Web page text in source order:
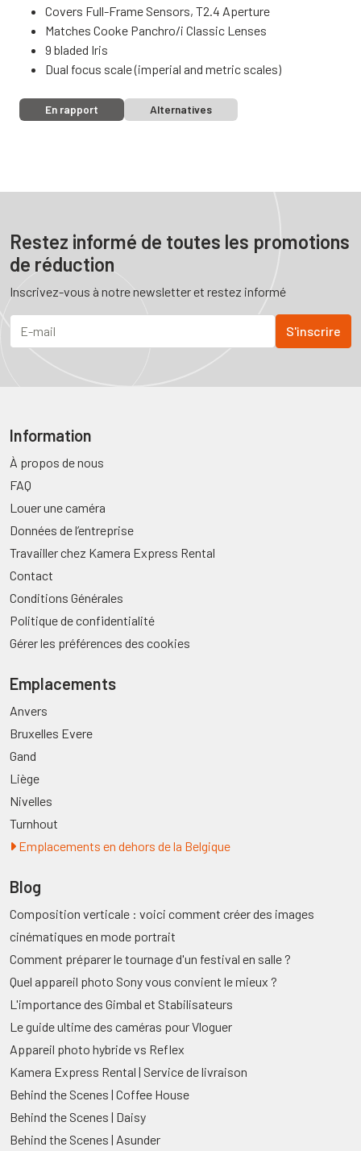
Covers Full-Frame Sensors, T2.4 Aperture
Matches Cooke Panchro/i Classic Lenses
9 bladed Iris
Dual focus scale (imperial and metric scales)
En rapport Alternatives
Restez informé de toutes les promotions
de réduction
Inscrivez-vous à notre newsletter et restez informé
Information
À propos de nous
FAQ
Louer une caméra
Données de l’entreprise
Travailler chez Kamera Express Rental
Contact
Conditions Générales
Politique de confidentialité
Gérer les préférences des cookies
Emplacements
Anvers
Bruxelles Evere
Gand
Liège
Nivelles
Turnhout
Emplacements en dehors de la Belgique
Blog
Composition verticale : voici comment créer des images
cinématiques en mode portrait
Comment préparer le tournage d'un festival en salle ?
Quel appareil photo Sony vous convient le mieux ?
L'importance des Gimbal et Stabilisateurs
Le guide ultime des caméras pour Vloguer
Appareil photo hybride vs Reflex
Kamera Express Rental | Service de livraison
Behind the Scenes | Coffee House
Behind the Scenes | Daisy
Behind the Scenes | Asunder